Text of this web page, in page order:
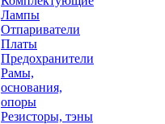
Лампы
Отпариватели
Платы
Предохранители
Рамы,
основания,
опоры
Резисторы, тэны